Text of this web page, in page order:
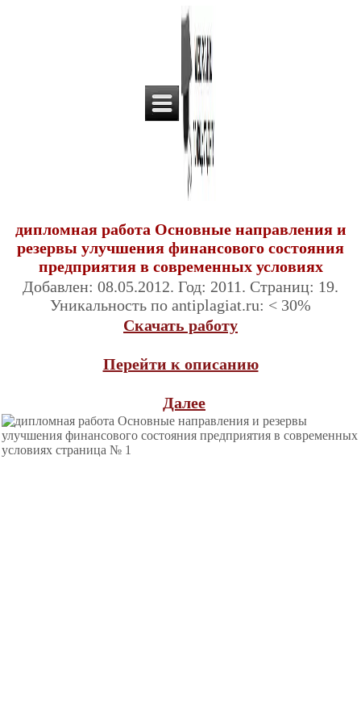
дипломная работа Основные направления и
резервы улучшения финансового состояния
предприятия в современных условиях
Добавлен: 08.05.2012. Год: 2011. Страниц: 19.
Уникальность по antiplagiat.ru: < 30%
Скачать работу
Перейти к описанию
Далее